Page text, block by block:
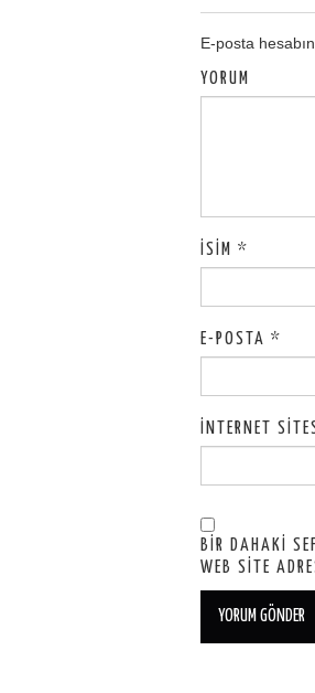
E-posta
YORUM
İSIM *
E-POSTA *
İNTERNET
BIR DAHAKI
WEB SITE